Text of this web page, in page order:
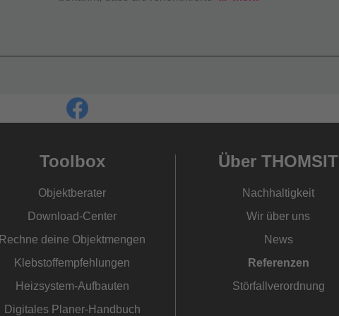
Toolbox
Objektberater
Download-Center
Rechne deine Objektmengen
Klebstoffempfehlungen
Heizsystem-Aufbauten
Digitales Planer-Handbuch
Über THOMSIT
Nachhaltigkeit
Wir über uns
News
Referenzen
Störfallverordnung